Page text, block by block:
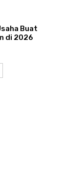
Buat
di 2026